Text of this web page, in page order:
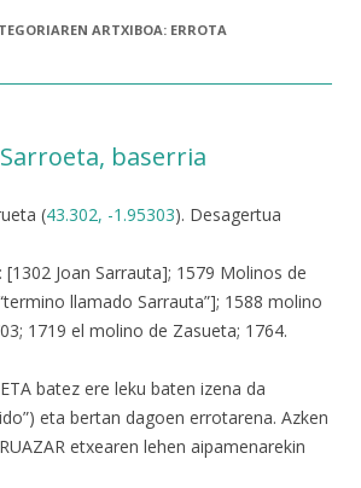
ARTXIBOA: ERROTA
Sarroeta, baserria
(43.302, -1.95303). Desagertua
Joan Sarrauta]; 1579 Molinos de
llamado Sarrauta”]; 1588 molino
1719 el molino de Zasueta; 1764.
batez ere leku baten izena da
eta bertan dagoen errotarena. Azken
etxearen lehen aipamenarekin